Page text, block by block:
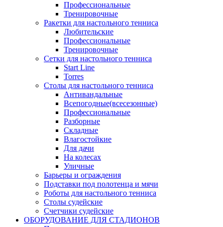
Профессиональные
Тренировочные
Ракетки для настольного тенниса
Любительские
Профессиональные
Тренировочные
Сетки для настольного тенниса
Start Line
Torres
Столы для настольного тенниса
Антивандальные
Всепогодные(всесезонные)
Профессиональные
Разборные
Складные
Влагостойкие
Для дачи
На колесах
Уличные
Барьеры и ограждения
Подставки под полотенца и мячи
Роботы для настольного тенниса
Столы судейские
Счетчики судейские
ОБОРУДОВАНИЕ ДЛЯ СТАДИОНОВ